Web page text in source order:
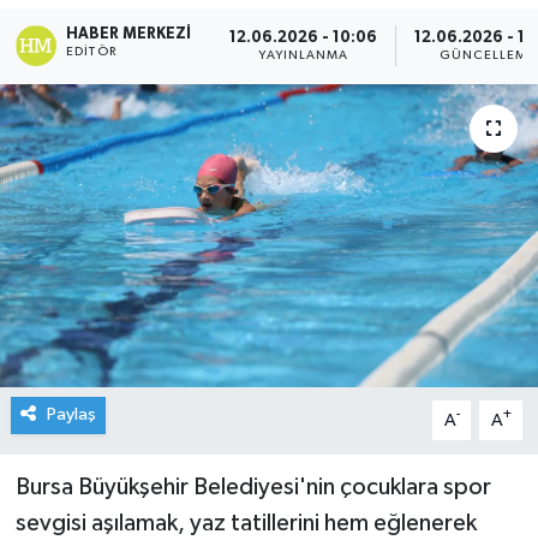
HABER MERKEZI
EDITÖR
12.06.2026 - 10:06
YAYINLANMA
12.06.2026 -
GÜNCELLEME
Paylaş A- A+
Bursa Büyükşehir Belediyesi'nin çocuklara spor
sevgisi aşılamak, yaz tatillerini hem eğlenerek